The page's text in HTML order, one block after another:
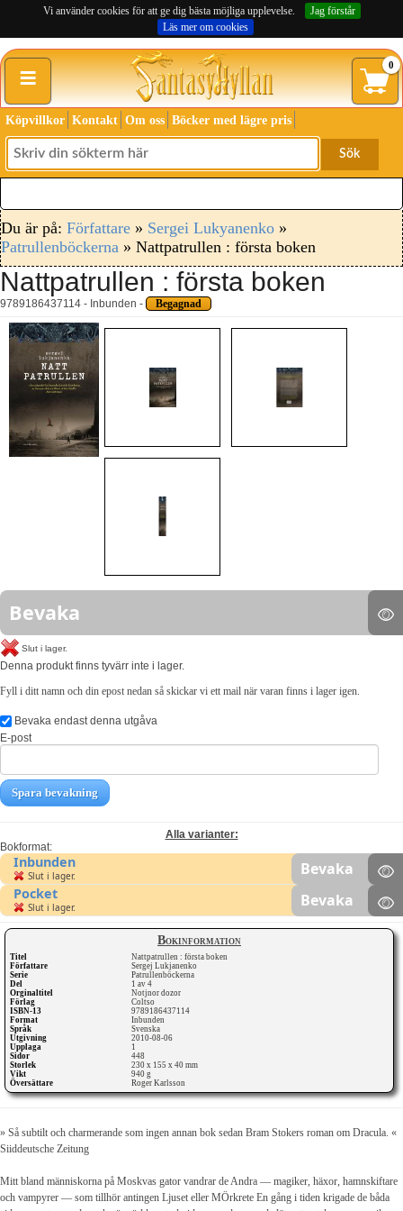
Vi använder cookies för att ge dig bästa möjliga upplevelse.
Jag förstår
Läs mer om cookies
≡ 0
Köpvillkor Kontakt Om oss Böcker med lägre pris
Sök
Du är på: Författare » Sergei Lukyanenko »
Patrullenböckerna » Nattpatrullen : första boken
Nattpatrullen : första boken
9789186437114 - Inbunden - Begagnad
Bokinformation
Titel
Nattpatrullen : första boken
Författare
Sergej Lukjanenko
Serie
Patrullenböckerna
Del
1 av 4
Orginaltitel
Notjnor dozor
Förlag
Coltso
ISBN-13
9789186437114
Format
Inbunden
Språk
Svenska
Utgivning
2010-08-06
Upplaga
1
Sidor
448
Storlek
230 x 155 x 40 mm
Vikt
940 g
Översättare
Roger Karlsson
Bevaka
Slut i lager.
Denna produkt finns tyvärr inte i lager.
Fyll i ditt namn och din epost nedan så skickar vi ett mail när varan finns i lager igen.
Bevaka endast denna utgåva
E-post
Spara bevakning
Alla varianter:
Bokformat:
Inbunden
Slut i lager. Bevaka
Pocket
Slut i lager. Bevaka
» Så subtilt och charmerande som ingen annan bok sedan Bram Stokers roman om Dracula. «
Siiddeutsche Zeitung
Mitt bland människorna på Moskvas gator vandrar de Andra — magiker, häxor, hamnskiftare
och vampyrer — som tillhör antingen Ljuset eller MÖrkrete En gång i tiden krigade de båda